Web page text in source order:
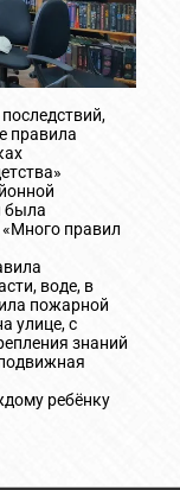
правила
была
«Много правил
воде, в
пожарной
улице, с
знаний
ребёнку